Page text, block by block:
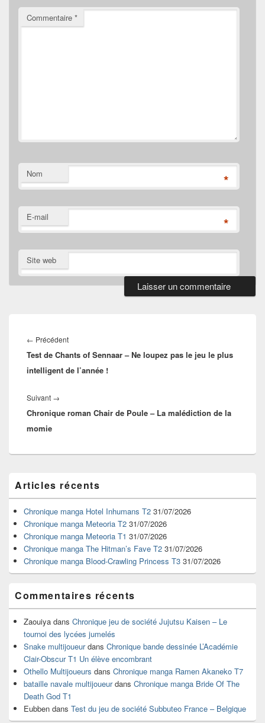
Commentaire *
Nom *
E-mail *
Site web
de
l’article
← PrécédentArticle
précédent :
Test de Chants of Sennaar – Ne loupez pas le jeu le plus
intelligent de l’année !
Suivant →
suivant :
Chronique roman Chair de Poule – La malédiction de la
momie
principale
de
widget
pour
barre
latérale
Articles récents
Chronique manga Hotel Inhumans T2 31/07/2026
Chronique manga Meteoria T2 31/07/2026
Chronique manga Meteoria T1 31/07/2026
Chronique manga The Hitman’s Fave T2 31/07/2026
Chronique manga Blood-Crawling Princess T3 31/07/2026
Commentaires récents
Zaouiya dans Chronique jeu de société Jujutsu Kaisen – Le
tournoi des lycées jumelés
Snake multijoueurdans Chronique bande dessinée L’Académie
Clair-Obscur T1 Un élève encombrant
Othello Multijoueurs dans Chronique manga Ramen Akaneko T7
bataille navale multijoueurdans Chronique manga Bride Of The
Death God T1
Eubben dans Test du jeu de société Subbuteo France – Belgique